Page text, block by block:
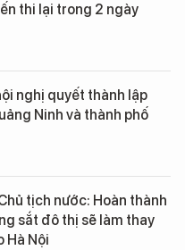
thi lại trong 2 ngày
nghị quyết thành lập
Ninh và thành phố
tịch nước: Hoàn thành
sắt đô thị sẽ làm thay
Hà Nội